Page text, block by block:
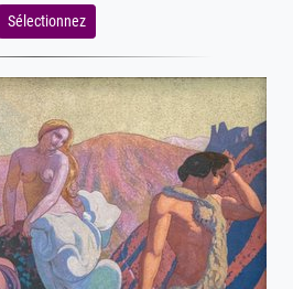
Sélectionnez